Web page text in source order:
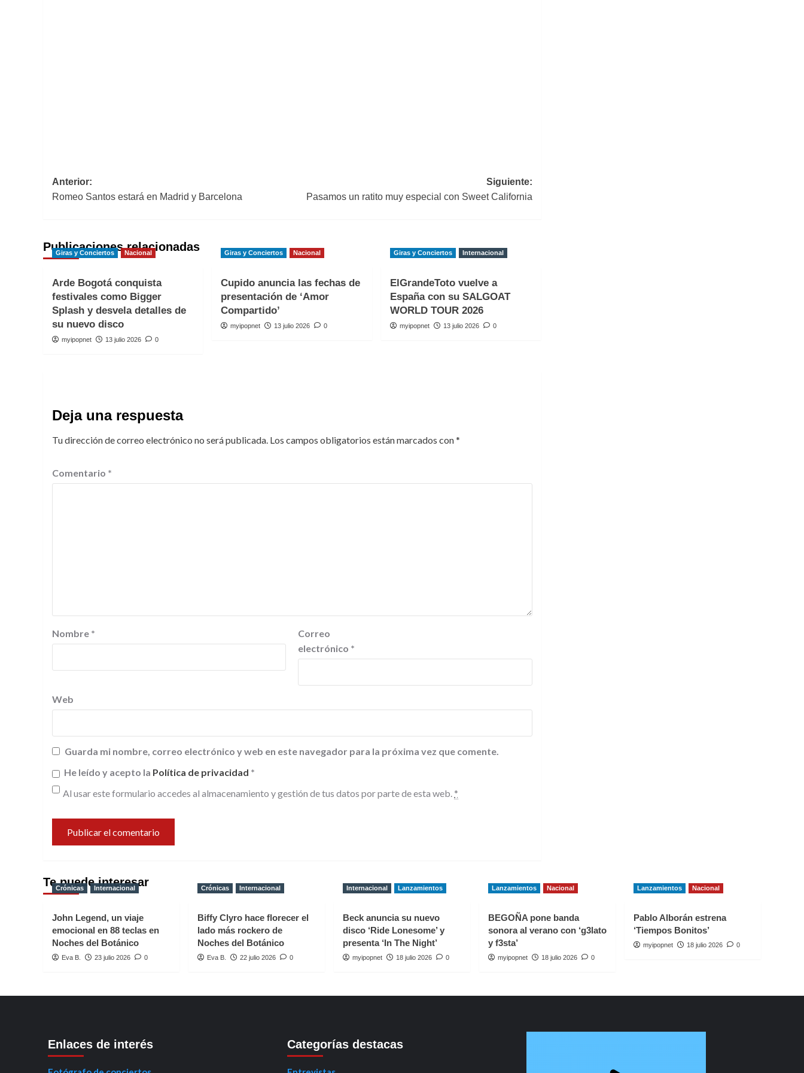
Navegación
de
Anterior:
Romeo Santos estará en Madrid y Barcelona
Siguiente:
Pasamos un ratito muy especial con Sweet California
Publicaciones relacionadas
Giras y Conciertos Nacional
Arde Bogotá conquista
festivales como Bigger
Splash y desvela detalles de
su nuevo disco
myipopnet 13 julio 2026 0
Giras y Conciertos Nacional
Cupido anuncia las fechas de
presentación de ‘Amor
Compartido’
myipopnet 13 julio 2026 0
Giras y Conciertos Internacional
ElGrandeToto vuelve a
España con su SALGOAT
WORLD TOUR 2026
myipopnet 13 julio 2026 0
Deja una respuesta
Tu dirección de correo electrónico no será publicada. Los campos obligatorios están marcados con*
Comentario *
Nombre *
Correo
electrónico *
Web
Guarda mi nombre, correo electrónico y web en este navegador para la próxima vez que comente.
He leído y acepto la Política de privacidad *
Al usar este formulario accedes al almacenamiento y gestión de tus datos por parte de esta web. *
Te puede interesar
Crónicas Internacional
John Legend, un viaje
emocional en 88 teclas en
Noches del Botánico
Eva B. 23 julio 2026 0
Crónicas Internacional
Biffy Clyro hace florecer el
lado más rockero de
Noches del Botánico
Eva B. 22 julio 2026 0
Internacional Lanzamientos
Beck anuncia su nuevo
disco ‘Ride Lonesome’ y
presenta ‘In The Night’
myipopnet 18 julio 2026 0
Lanzamientos Nacional
BEGOÑA pone banda
sonora al verano con ‘g3lato
y f3sta’
myipopnet 18 julio 2026 0
Lanzamientos Nacional
Pablo Alborán estrena
‘Tiempos Bonitos’
myipopnet 18 julio 2026 0
Enlaces de interés Categorías destacas